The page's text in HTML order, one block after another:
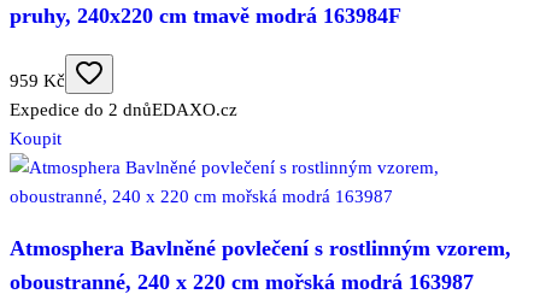
pruhy, 240x220 cm tmavě modrá 163984F
959 Kč
Expedice do 2 dnůEDAXO.cz
Koupit
Atmosphera Bavlněné povlečení s rostlinným vzorem,
oboustranné, 240 x 220 cm mořská modrá 163987